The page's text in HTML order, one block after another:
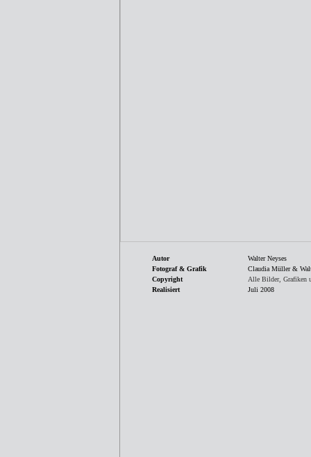
Autor
Walter Neyses
Fotograf & Grafik
Claudia Müller &
Copyright
Alle Bilder, Grafiken
Realisiert
Juli 2008